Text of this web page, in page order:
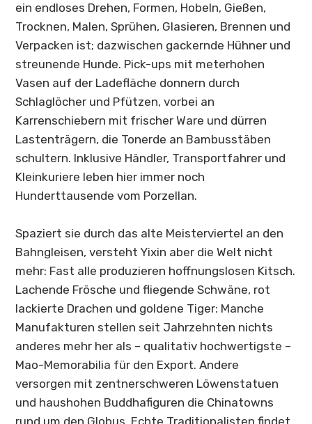
ein endloses Drehen, Formen, Hobeln, Gießen,
Trocknen, Malen, Sprühen, Glasieren, Brennen und
Verpacken ist; dazwischen gackernde Hühner und
streunende Hunde. Pick-ups mit meterhohen
Vasen auf der Ladefläche donnern durch
Schlaglöcher und Pfützen, vorbei an
Karrenschiebern mit frischer Ware und dürren
Lastenträgern, die Tonerde an Bambusstäben
schultern. Inklusive Händler, Transportfahrer und
Kleinkuriere leben hier immer noch
Hunderttausende vom Porzellan.
Spaziert sie durch das alte Meisterviertel an den
Bahngleisen, versteht Yixin aber die Welt nicht
mehr: Fast alle produzieren hoffnungslosen Kitsch.
Lachende Frösche und fliegende Schwäne, rot
lackierte Drachen und goldene Tiger: Manche
Manufakturen stellen seit Jahrzehnten nichts
anderes mehr her als – qualitativ hochwertigste –
Mao-Memorabilia für den Export. Andere
versorgen mit zentnerschweren Löwenstatuen
und haushohen Buddhafiguren die Chinatowns